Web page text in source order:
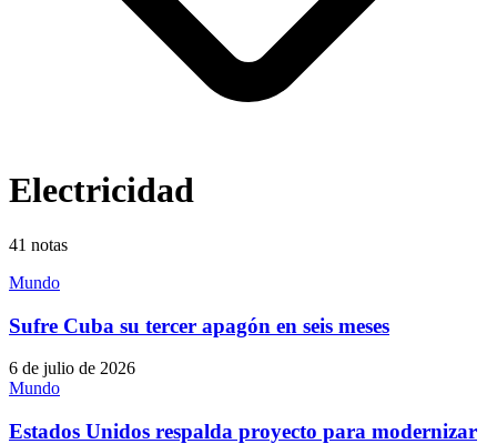
Electricidad
41 notas
Mundo
Sufre Cuba su tercer apagón en seis meses
6 de julio de 2026
Mundo
Estados Unidos respalda proyecto para modernizar